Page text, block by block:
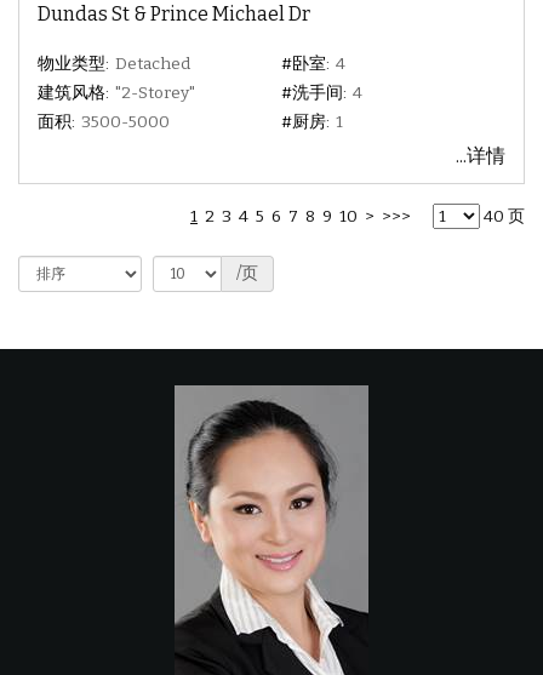
Dundas St & Prince Michael Dr
物业类型: Detached
建筑风格: "2-Storey"
面积: 3500-5000
#卧室: 4
#洗手间: 4
#厨房: 1
...详情
1 2 3 4 5 6 7 8 9 10 > >>> 40 页
/页